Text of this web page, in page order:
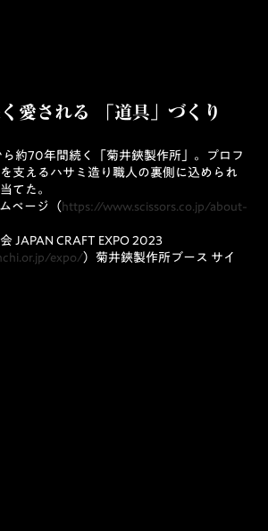
愛される 「道具」づくり
約70年間続く「菊井鋏製作所」。プロフ
支えるハサミ造り職人の裏側に込められ
てた。
ページ（https://www.scissors.co.jp/about-
JAPAN CRAFT EXPO 2023
expo/）菊井鋏製作所ブース サイ